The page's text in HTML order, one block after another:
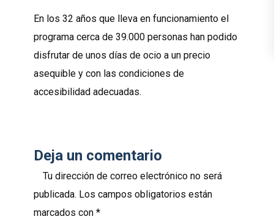
En los 32 años que lleva en funcionamiento el
programa cerca de 39.000 personas han podido
disfrutar de unos días de ocio a un precio
asequible y con las condiciones de
accesibilidad adecuadas.
Deja un comentario
Tu dirección de correo electrónico no será
publicada. Los campos obligatorios están
marcados con *